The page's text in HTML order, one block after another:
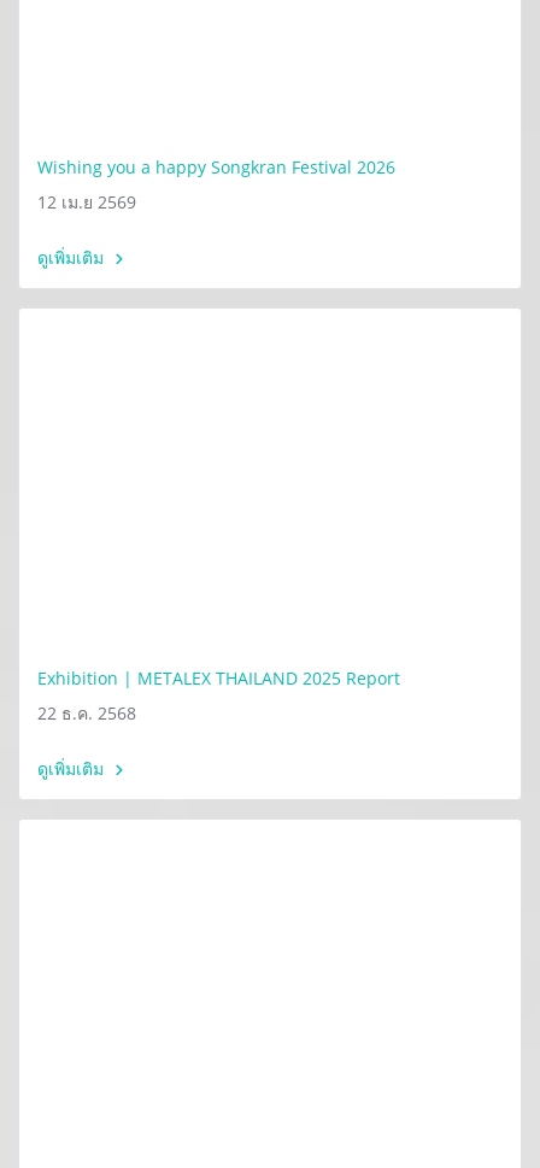
Wishing you a happy Songkran Festival 2026
12 เม.ย 2569
ดูเพิ่มเติม
Exhibition | METALEX THAILAND 2025 Report
22 ธ.ค. 2568
ดูเพิ่มเติม